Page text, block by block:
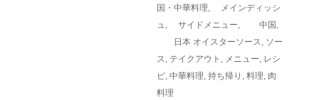
国・中華料理,
メインディッシ
ュ , サイドメニュー, 中国,
日本 オイスターソース, ソー
ス, テイクアウト , メニュー, レシ
ピ, 中華料理, 持ち帰り , 料理, 肉
料理